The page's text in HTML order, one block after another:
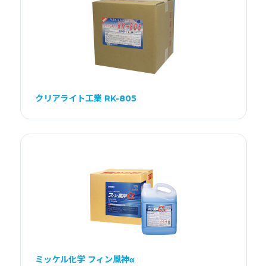
クリアライト工業 RK-805
ミッケル化学 フィン風神α